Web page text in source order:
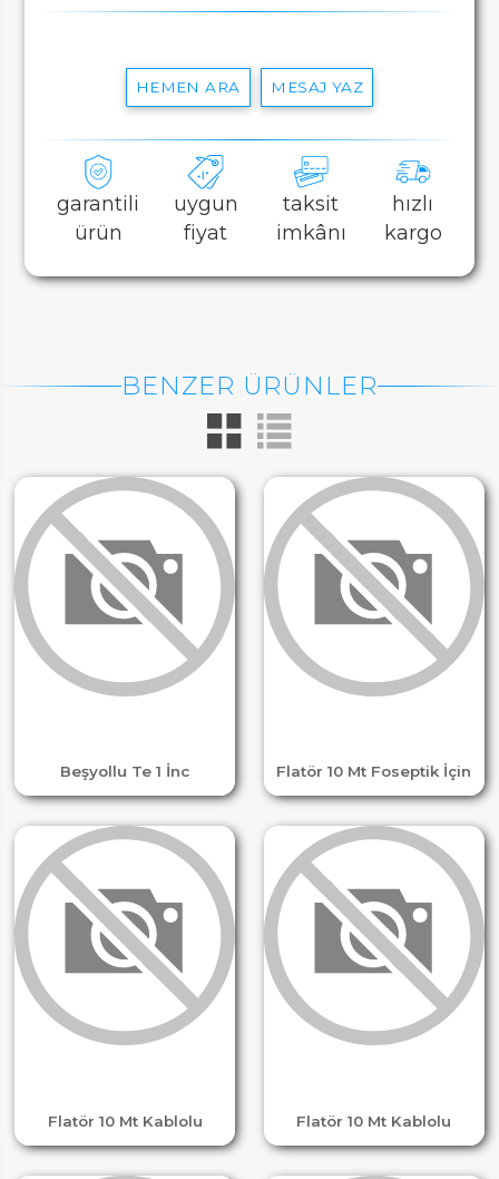
HEMEN ARA MESAJ YAZ
garantili
ürün
uygun
fiyat
taksit
imkânı
hızlı
kargo
BENZER ÜRÜNLER
Beşyollu Te 1 İnc Flatör 10 Mt Foseptik İçin
Flatör 10 Mt Kablolu Flatör 10 Mt Kablolu